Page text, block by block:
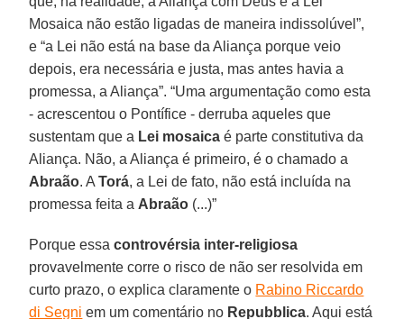
Mosaica não estão ligadas de maneira indissolúvel”,
e “a Lei não está na base da Aliança porque veio
depois, era necessária e justa, mas antes havia a
promessa, a Aliança”. “Uma argumentação como esta
- acrescentou o Pontífice - derruba aqueles que
sustentam que a Lei mosaica é parte constitutiva da
Aliança. Não, a Aliança é primeiro, é o chamado a
Abraão. ATorá, a Lei de fato, não está incluída na
promessa feita a Abraão (...)”
Porque essacontrovérsia inter-religiosa
provavelmente corre o risco de não ser resolvida em
curto prazo, o explica claramente o Rabino Riccardo
di Segni em um comentário no Repubblica. Aqui está